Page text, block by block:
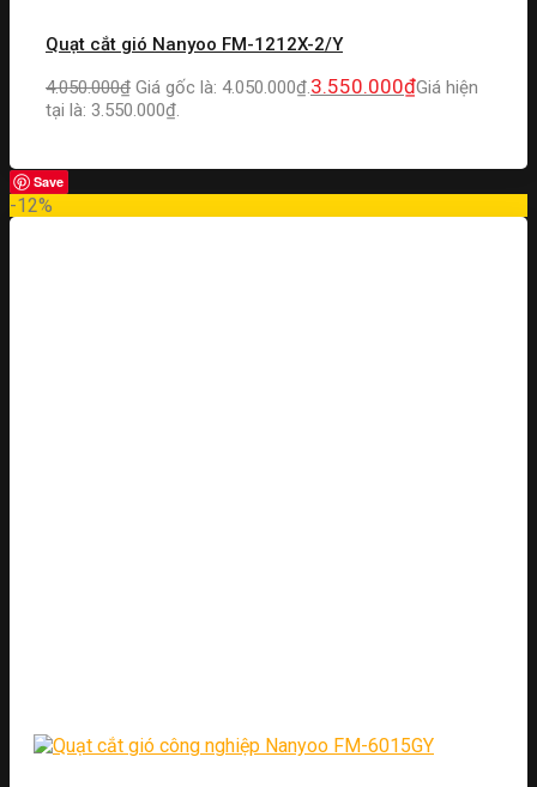
Quạt cắt gió Nanyoo FM-1212X-2/Y
4.050.000₫ Giá gốc là: 4.050.000₫.3.550.000₫Giá hiện
tại là: 3.550.000₫.
Save
-12%